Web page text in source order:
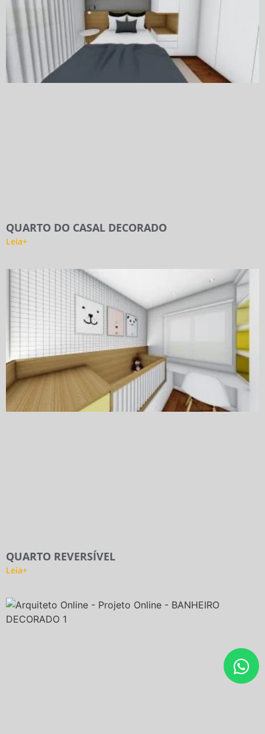
QUARTO DO CASAL DECORADO
Leia+
QUARTO REVERSÍVEL
Leia+